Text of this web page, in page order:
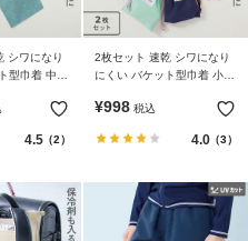
シワになり
型巾着 中サ
4.5（2）
2枚セット 速乾 シワになり
にくい バケット型巾着 小サ
¥998 税込
4.0（3）